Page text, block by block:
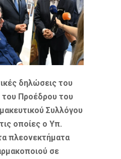
δηλώσεις του
του Προέδρου του
Συλλόγου
οποίες ο Υπ.
πλεονεκτήματα
σε